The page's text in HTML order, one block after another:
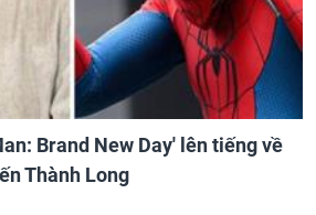
Brand New Day' lên tiếng về
Thành Long